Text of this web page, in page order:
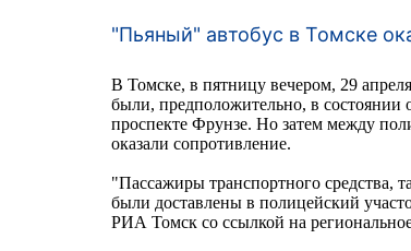
"Пьяный" автобус в Томске
В Томске, в пятницу вечером, 29
были, предположительно, в состоянии
проспекте Фрунзе. Но затем между
оказали сопротивление.
"Пассажиры транспортного средства,
были доставлены в полицейский
РИА Томск со ссылкой на